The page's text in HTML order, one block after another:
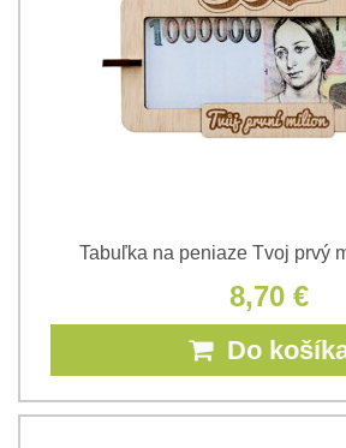
Tabuľka na peniaze Tvoj prvý
8,70 €
Do